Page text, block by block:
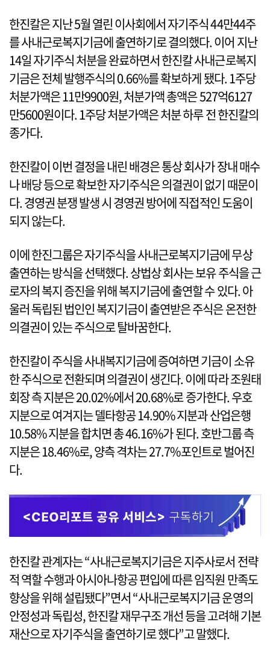
한진칼은 지난 5월 열린 이사회에서 자기주식 44만44주
를 사내근로복지기금에 출연하기로 결의했다. 이어 지난
14일 자기주식 처분을 완료하면서 한진칼 사내근로복지
기금은 전체 발행주식의 0.66%를 확보하게 됐다. 1주당
처분가액은 11만9900원, 처분가액 총액은 527억6127
만5600원이다. 1주당 처분가액은 처분 하루 전 한진칼의
종가다.
한진칼이 이번 결정을 내린 배경은 통상 회사가 장내 매수
나 배당 등으로 확보한 자기주식은 의결권이 없기 때문이
다. 경영권 분쟁 발생 시 경영권 방어에 직접적인 도움이
되지 않는다.
이에 한진그룹은 자기주식을 사내근로복지기금에 무상
출연하는 방식을 선택했다. 상법상 회사는 보유 주식을 근
로자의 복지 증진을 위해 복지기금에 출연할 수 있다. 아
울러 독립된 법인인 복지기금이 출연받은 주식은 온전한
의결권이 있는 주식으로 탈바꿈한다.
한진칼이 주식을 사내복지기금에 증여하면 기금이 소유
한 주식으로 전환되며 의결권이 생긴다. 이에 따라 조원태
회장 측 지분은 20.02%에서 20.68%로 증가한다. 우호
지분으로 여겨지는 델타항공 14.90% 지분과 산업은행
10.58% 지분을 합치면 총 46.16%가 된다. 호반그룹 측
지분은 18.46%로, 양측 격차는 27.7%포인트로 벌어진
다.
한진칼 관계자는 “사내근로복지기금은 지주사로서 전략
적 역할 수행과 아시아나항공 편입에 따른 임직원 만족도
향상을 위해 설립됐다”면서 “사내근로복지기금 운영의
안정성과 독립성, 한진칼 재무구조 개선 등을 고려해 기본
재산으로 자기주식을 출연하기로 했다”고 말했다.